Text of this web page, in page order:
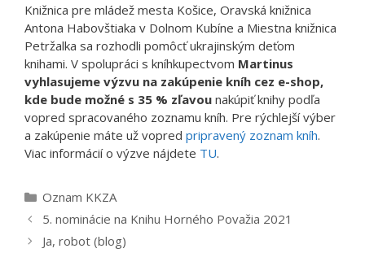
Knižnica pre mládež mesta Košice, Oravská knižnica
Antona Habovštiaka v Dolnom Kubíne a Miestna knižnica
Petržalka sa rozhodli pomôcť ukrajinským deťom
knihami. V spolupráci s kníhkupectvom Martinus
vyhlasujeme výzvu na zakúpenie kníh cez e-shop,
kde bude možné s 35 % zľavou nakúpiť knihy podľa
vopred spracovaného zoznamu kníh. Pre rýchlejší výber
a zakúpenie máte už vopred pripravený zoznam kníh.
Viac informácií o výzve nájdete TU.
Kategórie
Oznam KKZA
5. nominácie na Knihu Horného Považia 2021
Ja, robot (blog)